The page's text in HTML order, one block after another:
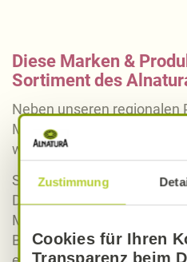
Zustimmung
Cookies für Ihren
Transparenz beim
Diese Marken &
Sortiment des
Neben unseren regionalen
Märkte mit frischen
wir natürlich auch
So können Sie bei uns
Dr. Hauschka, Speick,
Marken kaufen.
Brauchen Sie noch etwas